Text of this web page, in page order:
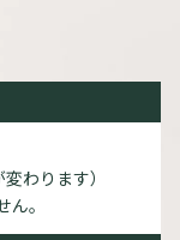
わります）
。